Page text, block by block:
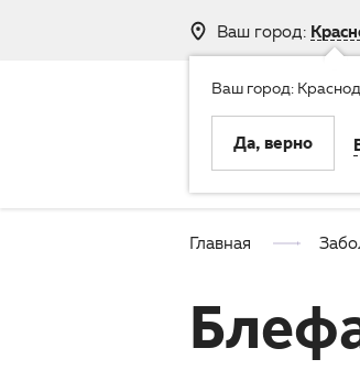
Ваш город:
Ваш город:
Да, верно
Главная